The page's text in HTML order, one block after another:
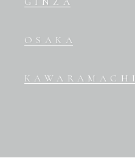
OSAKA
KAWARAMACHI